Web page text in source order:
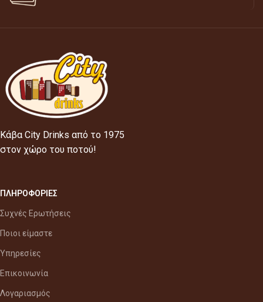
Κάβα City Drinks από το 1975
στον χώρο του ποτού!
ΠΛΗΡΟΦΟΡΙΕΣ
Συχνές Ερωτήσεις
Ποιοι είμαστε
Υπηρεσίες
Επικοινωνία
Λογαριασμός